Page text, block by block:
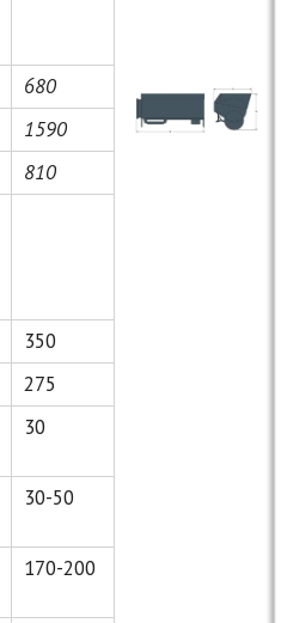
680
1590
810
350
275
30
30-50
170-200